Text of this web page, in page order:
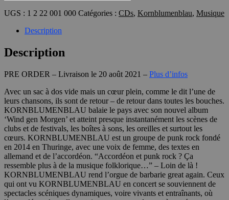
demain
UGS : 1 2 22 001 000 Catégories : CDs, Kornblumenblau, Musique
Description
Description
PRE ORDER – Livraison le 20 août 2021 – Plus d’infos
Avec un sac à dos vide mais un cœur plein, comme le dit l’une de
leurs chansons, ils sont de retour – de retour dans toutes les bouches.
KORNBLUMENBLAU balaie le pays avec son nouvel album
‘Wind gen Morgen’ et atteint presque instantanément les scènes de
clubs et de festivals, les boîtes à sons, les oreilles et surtout les
cœurs. KORNBLUMENBLAU est un groupe de punk rock fondé
en 2014 en Thuringe, avec une voix de femme, des textes en
allemand et de l’accordéon. “Accordéon et punk rock ? Ça
ressemble plus à de la musique folklorique…” – Loin de là !
KORNBLUMENBLAU rend l’orgue de barbarie great again. Ceux
qui ont vu KORNBLUMENBLAU en concert se souviennent de
spectacles scéniques dynamiques, voire vivants et entraînants, où